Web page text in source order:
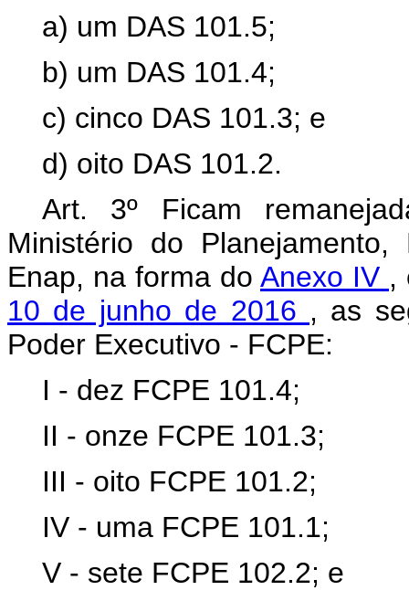
a) um DAS 101.5;
b) um DAS 101.4;
c) cinco DAS 101.3; e
d) oito DAS 101.2.
Art. 3º Ficam
Ministério do
Enap, na forma do Anexo IV ,
10 de junho de 2016 , as
Poder Executivo - FCPE:
I - dez FCPE 101.4;
II - onze FCPE 101.3;
III - oito FCPE 101.2;
IV - uma FCPE 101.1;
V - sete FCPE 102.2; e